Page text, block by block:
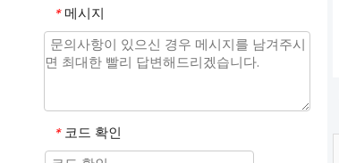
* 메시지
* 코드 확인